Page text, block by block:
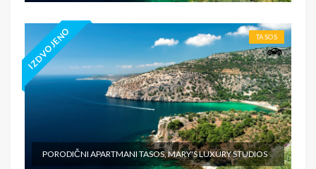
IZDVOJENO TASOS
PORODIČNI APARTMANI TASOS, MARY'S LUXURY STUDIOS